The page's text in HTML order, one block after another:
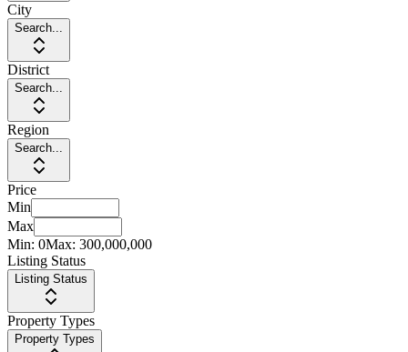
City
Search...
District
Search...
Region
Search...
Price
Min
Max
Min: 0Max: 300,000,000
Listing Status
Listing Status
Property Types
Property Types